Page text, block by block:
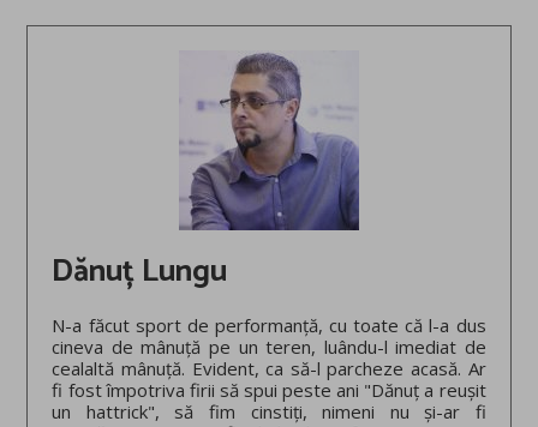
Dănuț Lungu
N-a făcut sport de performanță, cu toate că l-a dus
cineva de mânuță pe un teren, luându-l imediat de
cealaltă mânuță. Evident, ca să-l parcheze acasă. Ar
fi fost împotriva firii să spui peste ani "Dănuț a reușit
un hattrick", să fim cinstiți, nimeni nu și-ar fi